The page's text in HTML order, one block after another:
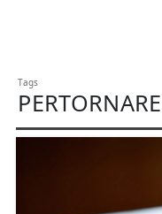
PERTORNARE